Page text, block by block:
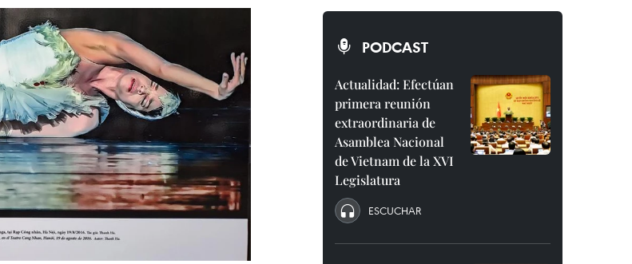
PODCAST
Actualidad: Efectúan
primera reunión
extraordinaria de
Asamblea Nacional
de Vietnam de la XVI
Legislatura
ESCUCHAR